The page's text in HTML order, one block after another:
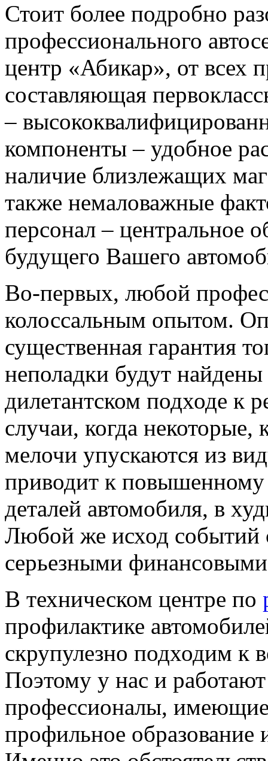
Стоит более подробно
профессионального
центр «Абикар», от всех
составляющая
–
компоненты – удобное
наличие близлежащих
также немаловажные
персонал – центральное
будущего Вашего
Во-первых, любой
колоссальным опытом.
существенная гарантия
неполадки будут
дилетантском подходе к
случаи, когда некоторые,
мелочи упускаются из
приводит к повышенному
деталей автомобиля, в
Любой же исход событий
серьезными
В техническом центре по
профилактике
скрупулезно подходим к
Поэтому у нас и
профессионалы, имеющие
профильное